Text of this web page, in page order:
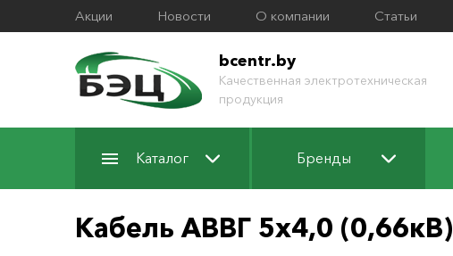
Акции Новости О компании Статьи
bcentr.by
Качественная электротехническая
продукция
Каталог Бренды
Кабель АВВГ 5х4,0 (0,66кВ)